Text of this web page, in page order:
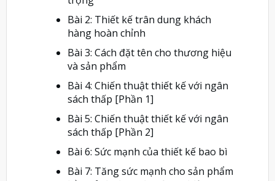
Bài 2: Thiết kế trân dung khách
hàng hoàn chỉnh
Bài 3: Cách đặt tên cho thương hiệu
và sản phẩm
Bài 4: Chiến thuật thiết kế với ngân
sách thấp [Phần 1]
Bài 5: Chiến thuật thiết kế với ngân
sách thấp [Phần 2]
Bài 6: Sức mạnh của thiết kế bao bì
Bài 7: Tăng sức mạnh cho sản phẩm